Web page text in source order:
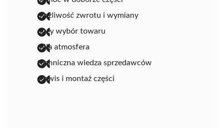
możliwość zwrotu i wymiany
duży wybór towaru
miła atmosfera
techniczna wiedza sprzedawców
serwis i montaż części